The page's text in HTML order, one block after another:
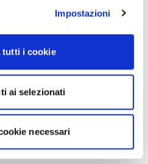
Impostazioni
tutti i cookie
ai selezionati
necessari